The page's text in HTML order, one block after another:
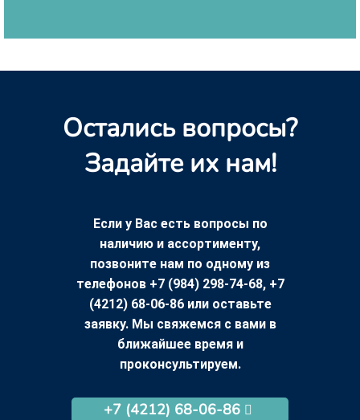
Остались вопросы?
Задайте их нам!
Если у Вас есть вопросы по
наличию и ассортименту,
позвоните нам по одному из
телефонов +7 (984) 298-74-68, +7
(4212) 68-06-86 или оставьте
заявку. Мы свяжемся с вами в
ближайшее время и
проконсультируем.
+7 (4212) 68-06-86